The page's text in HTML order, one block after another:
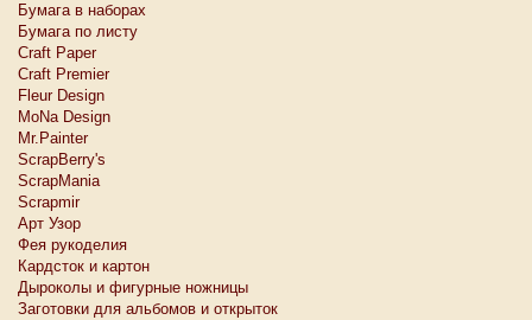
Бумага в наборах
Бумага по листу
Craft Paper
Craft Premier
Fleur Design
MoNa Design
Mr.Painter
ScrapBerry's
ScrapMania
Scrapmir
Арт Узор
Фея рукоделия
Кардсток и картон
Дыроколы и фигурные ножницы
Заготовки для альбомов и открыток